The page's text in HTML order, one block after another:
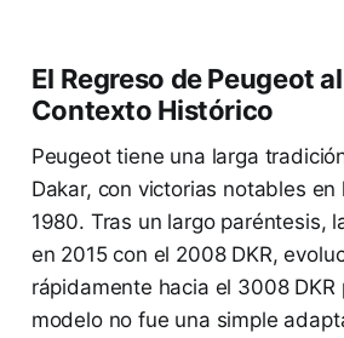
El Regreso de Peugeot
Contexto Histórico
Peugeot tiene una larga
Dakar, con victorias notables
1980. Tras un largo paréntesis,
en 2015 con el 2008 DKR,
rápidamente hacia el 3008 DKR
modelo no fue una simple